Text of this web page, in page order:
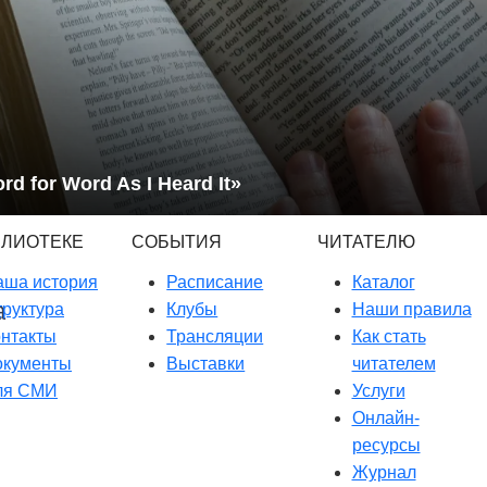
for Word As I Heard It»
история
СМИ
СОБЫТИЯ
Расписание
Клубы
Трансляции
Выставки
ЧИТАТЕЛЮ
Каталог
Наши правила
Как стать
читателем
Услуги
Онлайн-
ресурсы
Журнал